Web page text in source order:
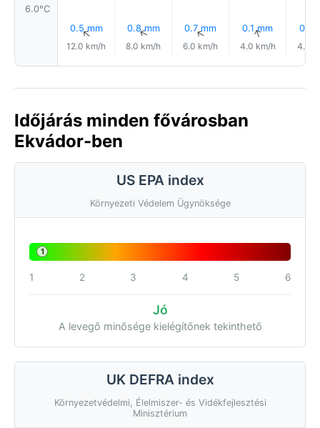
6.0°C
0.5 mm
↑
12.0 km/h
0.8 mm
↑
8.0 km/h
0.7 mm
↑
6.0 km/h
0.1 mm
↑
4.0 km/h
0.1
4.0
Időjárás minden fővárosban
Ekvádor-ben
US EPA index
Környezeti Védelem Ügynöksége
1
1 2 3 4 5 6
Jó
A levegő minősége kielégítőnek tekinthető
UK DEFRA index
Környezetvédelmi, Élelmiszer- és Vidékfejlesztési
Minisztérium